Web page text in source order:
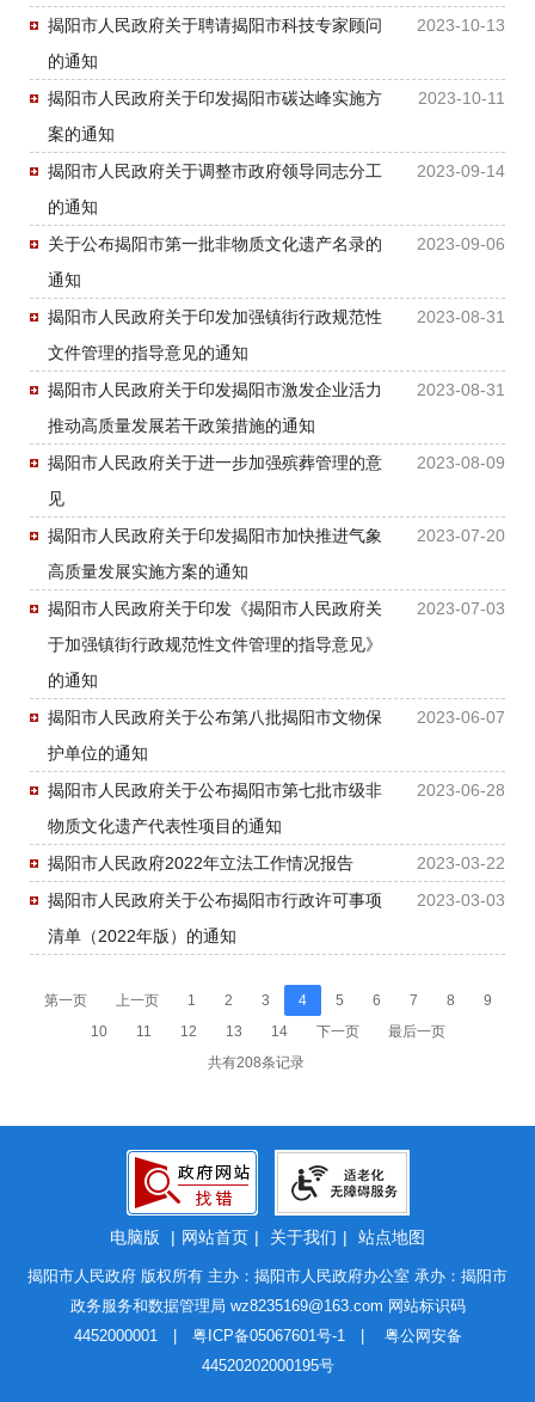
2023-10-13
揭阳市人民政府关于聘请揭阳市科技专家顾问
的通知
2023-10-11
揭阳市人民政府关于印发揭阳市碳达峰实施方
案的通知
2023-09-14
揭阳市人民政府关于调整市政府领导同志分工
的通知
2023-09-06
关于公布揭阳市第一批非物质文化遗产名录的
通知
2023-08-31
揭阳市人民政府关于印发加强镇街行政规范性
文件管理的指导意见的通知
2023-08-31
揭阳市人民政府关于印发揭阳市激发企业活力
推动高质量发展若干政策措施的通知
2023-08-09
揭阳市人民政府关于进一步加强殡葬管理的意
见
2023-07-20
揭阳市人民政府关于印发揭阳市加快推进气象
高质量发展实施方案的通知
2023-07-03
揭阳市人民政府关于印发《揭阳市人民政府关
于加强镇街行政规范性文件管理的指导意见》
的通知
2023-06-07
揭阳市人民政府关于公布第八批揭阳市文物保
护单位的通知
2023-06-28
揭阳市人民政府关于公布揭阳市第七批市级非
物质文化遗产代表性项目的通知
2023-03-22
揭阳市人民政府2022年立法工作情况报告
2023-03-03
揭阳市人民政府关于公布揭阳市行政许可事项
清单（2022年版）的通知
第一页 上一页 1 2 3 4 5 6 7 8
9
10
11 12 13 14 下一页
最后一页
共有208条记录
电脑版 | 网站首页 | 关于我们 | 站点地图
揭阳市人民政府 版权所有 主办：揭阳市人民政府办公室 承办：揭阳市
政务服务和数据管理局 wz8235169@163.com 网站标识码
4452000001 | 粤ICP备05067601号-1| 粤公网安备
44520202000195号